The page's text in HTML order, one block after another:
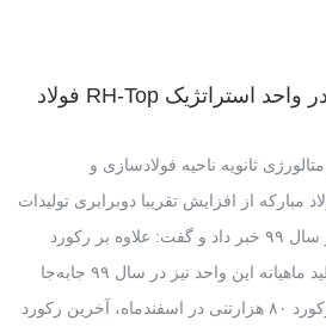
جزئیات افزایش تولید در واحد استراتژیک RH-Top فولاد
ثانویه ناحیه فولادسازی و
از افزایش تقریبا دوبرابری تولیدات
واحد استراتژیک RH-Top در سال ۹۹ خبر داد و گفت: علاوه بر رکورد
تولید سالانه چندین رکورد تولید ماهیانه این واحد نیز در سال ۹۹ جابه‌جا
شد که دست‌یابی به سطح رکورد ۸۰ هزارتنی در اسفندماه، آخرین رکورد